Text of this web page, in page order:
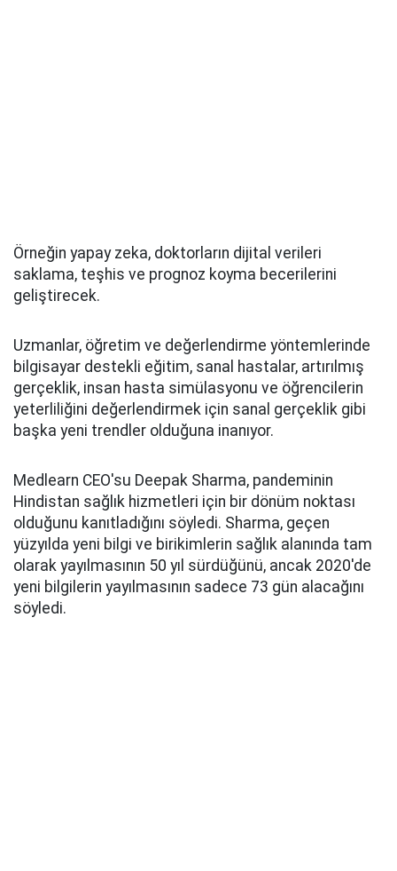
Örneğin yapay zeka, doktorların dijital verileri
saklama, teşhis ve prognoz koyma becerilerini
geliştirecek.
Uzmanlar, öğretim ve değerlendirme yöntemlerinde
bilgisayar destekli eğitim, sanal hastalar, artırılmış
gerçeklik, insan hasta simülasyonu ve öğrencilerin
yeterliliğini değerlendirmek için sanal gerçeklik gibi
başka yeni trendler olduğuna inanıyor.
Medlearn CEO'su Deepak Sharma, pandeminin
Hindistan sağlık hizmetleri için bir dönüm noktası
olduğunu kanıtladığını söyledi. Sharma, geçen
yüzyılda yeni bilgi ve birikimlerin sağlık alanında tam
olarak yayılmasının 50 yıl sürdüğünü, ancak 2020'de
yeni bilgilerin yayılmasının sadece 73 gün alacağını
söyledi.